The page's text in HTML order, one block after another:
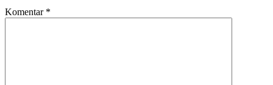
Komentar *